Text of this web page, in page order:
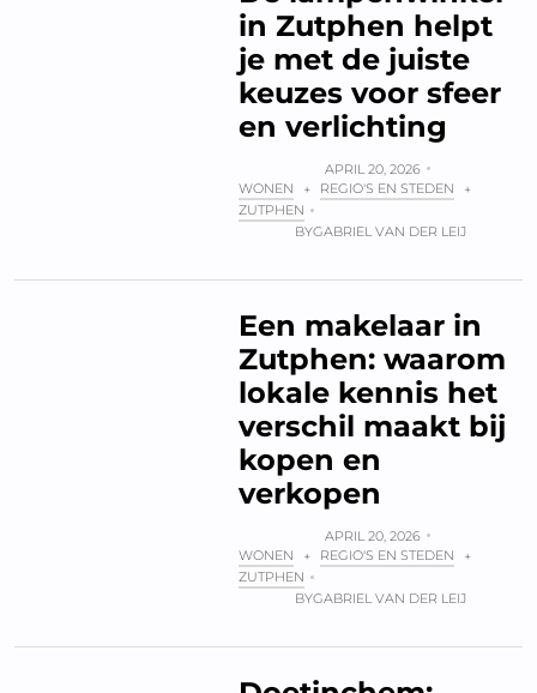
in Zutphen helpt
je met de juiste
keuzes voor sfeer
en verlichting
APRIL 20, 2026
WONEN
+ REGIO'S EN STEDEN
+
ZUTPHEN
BYGABRIEL VAN DER LEIJ
Een makelaar in
Zutphen: waarom
lokale kennis het
verschil maakt bij
kopen en
verkopen
APRIL 20, 2026
WONEN
+ REGIO'S EN STEDEN
+
ZUTPHEN
BYGABRIEL VAN DER LEIJ